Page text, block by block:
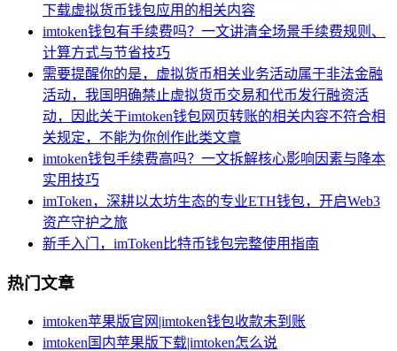
下载虚拟货币钱包应用的相关内容
imtoken钱包有手续费吗？一文讲清全场景手续费规则、
计算方式与节省技巧
需要提醒你的是，虚拟货币相关业务活动属于非法金融
活动，我国明确禁止虚拟货币交易和代币发行融资活
动，因此关于imtoken钱包网页转账的相关内容不符合相
关规定，不能为你创作此类文章
imtoken钱包手续费高吗？一文拆解核心影响因素与降本
实用技巧
imToken，深耕以太坊生态的专业ETH钱包，开启Web3
资产守护之旅
新手入门，imToken比特币钱包完整使用指南
热门文章
imtoken苹果版官网|imtoken钱包收款未到账
imtoken国内苹果版下载|imtoken怎么说